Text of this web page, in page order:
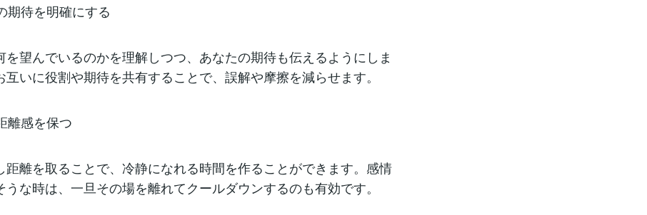
期待を明確にする
を望んでいるのかを理解しつつ、あなたの期待も伝えるようにしま
互いに役割や期待を共有することで、誤解や摩擦を減らせます。
離感を保つ
距離を取ることで、冷静になれる時間を作ることができます。感情
うな時は、一旦その場を離れてクールダウンするのも有効です。